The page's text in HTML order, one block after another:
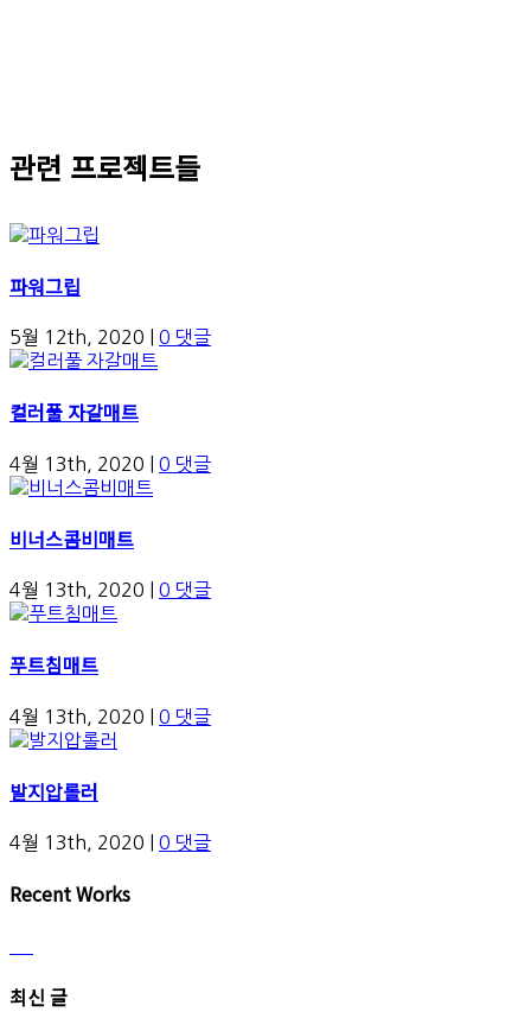
관련 프로젝트들
파워그립
5월 12th, 2020 0 댓글
컬러풀 자갈매트
4월 13th, 2020 0 댓글
비너스콤비매트
4월 13th, 2020 0 댓글
푸트침매트
4월 13th, 2020 0 댓글
발지압롤러
4월 13th, 2020 0 댓글
Recent Works
최신 글